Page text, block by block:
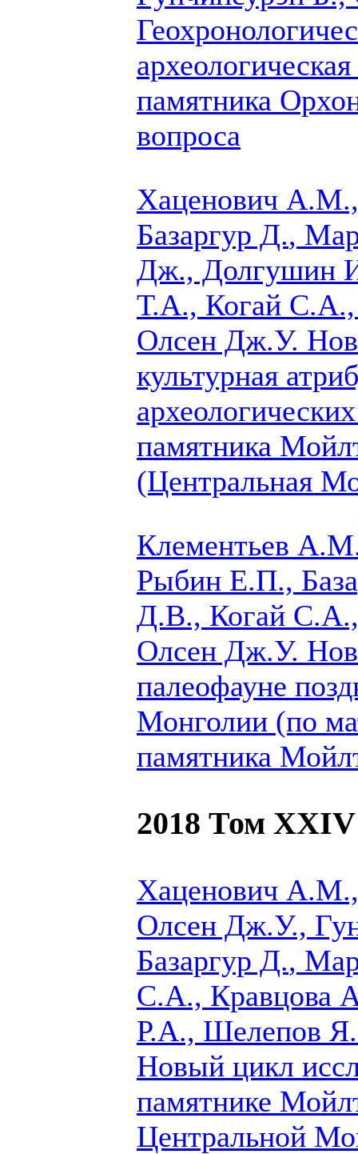
памятника
вопроса
Хаценович
Базаргур Д.,
Дж., Долгушин
Т.А., Когай С.А.,
Олсен Дж.У.
культурная
памятника
(Центральная
Клементьев
Рыбин Е.П.,
Д.В., Когай
Олсен Дж.У.
палеофауне
Монголии (по
памятника
2018 Том XXIV
Хаценович
Олсен Дж.У.,
Базаргур Д.,
С.А., Кравцова
Р.А., Шелепов
Новый цикл
памятнике
Центральной